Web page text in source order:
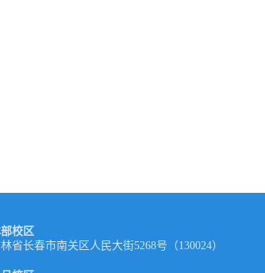
校区
省长春市南关区人民大街5268号（130024）